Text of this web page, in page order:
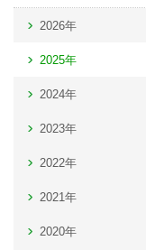
2026年
2025年
2024年
2023年
2022年
2021年
2020年